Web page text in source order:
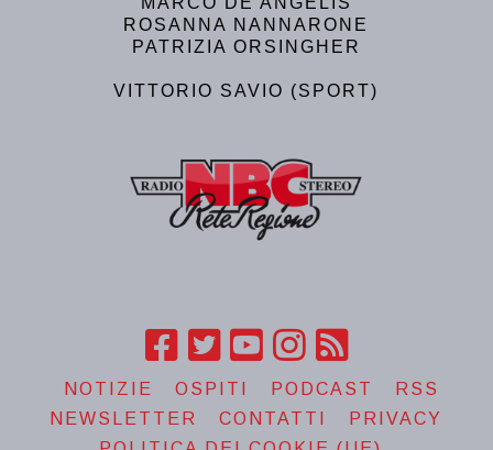
ROSANNA NANNARONE
PATRIZIA ORSINGHER
VITTORIO SAVIO (SPORT)
NOTIZIE OSPITI PODCAST
RSS
NEWSLETTER
CONTATTI
PRIVACY